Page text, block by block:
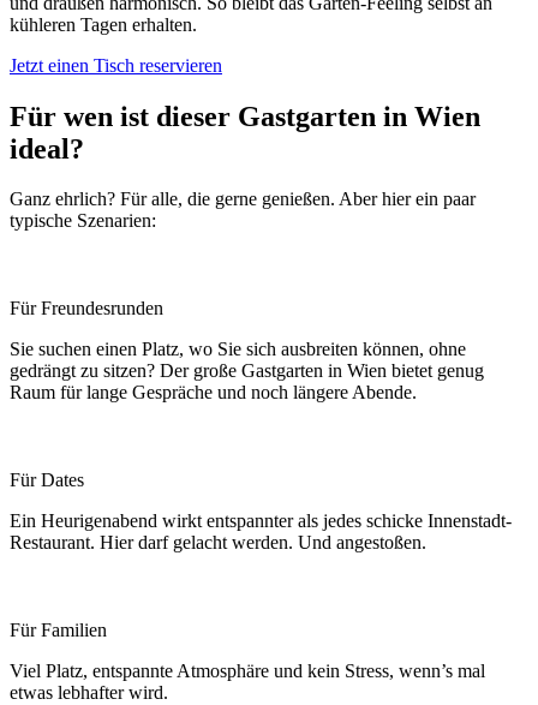
kühleren Tagen erhalten.
Jetzt einen Tisch reservieren
Für wen ist dieser Gastgarten in Wien
ideal?
Ganz ehrlich? Für alle, die gerne genießen. Aber hier ein paar
typische Szenarien:
Für Freundesrunden
Sie suchen einen Platz, wo Sie sich ausbreiten können, ohne
gedrängt zu sitzen? Der große Gastgarten in Wien bietet genug
Raum für lange Gespräche und noch längere Abende.
Für Dates
Ein Heurigenabend wirkt entspannter als jedes schicke Innenstadt-
Restaurant. Hier darf gelacht werden. Und angestoßen.
Für Familien
Viel Platz, entspannte Atmosphäre und kein Stress, wenn’s mal
etwas lebhafter wird.